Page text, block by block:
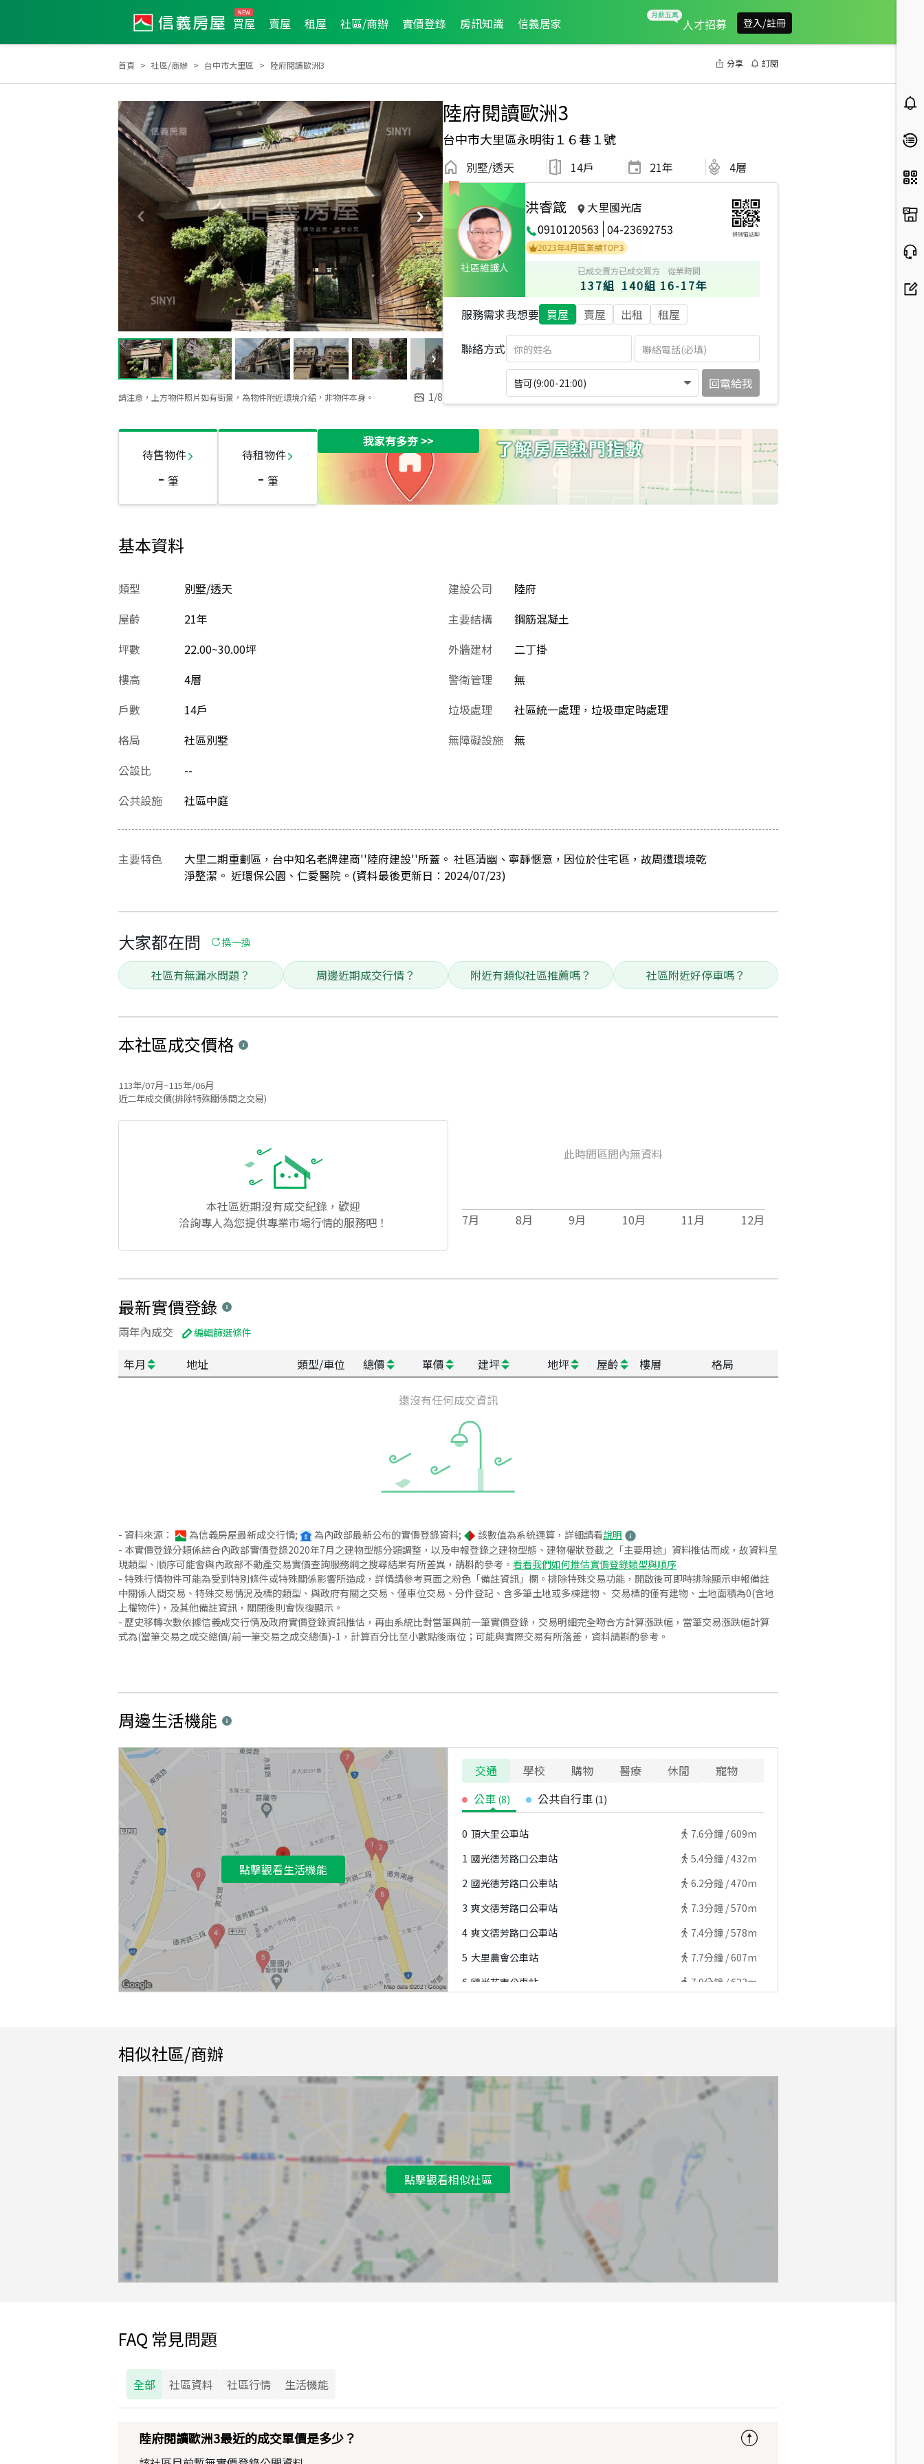
買屋 賣屋 租屋 社區/商辦 實價登錄 房訊知識 信義居家 人才招募 登入/註冊
首頁 社區/商辦 台中市大里區 陸府閱讀歐洲3 分享 訂閱
請注意，上方物件照片如有街景，為物件附近環境介紹，非物件本身。 1/8
陸府閱讀歐洲3
台中市大里區永明街１６巷１號
別墅/透天 14戶 21年 4層
社區維護人
洪睿箴
大里國光店
0910120563 04-23692753 掃碼電話聊
2019年度服務品質獎 2024年第4季度服務品質獎 2024年6月區業績TOP2 2024年5月區業績TOP2
2023年4月區業績TOP3
已成交賣方
137組
已成交買方
140組
從業時間
16-17年
服務需求我想要 買屋 賣屋 出租 租屋
聯絡方式
皆可(9:00-21:00) 回電給我
待售物件
- 筆
待租物件
- 筆
我家有多夯>>
基本資料
類型
別墅/透天
屋齡
21年
坪數
22.00~30.00坪
樓高
4層
戶數
14戶
格局
社區別墅
公設比
--
建設公司
陸府
主要結構
鋼筋混凝土
外牆建材
二丁掛
警衛管理
無
垃圾處理
社區統一處理，垃圾車定時處理
無障礙設施
無
公共設施 社區中庭
主要特色
大里二期重劃區，台中知名老牌建商''陸府建設''所蓋。 社區清幽、寧靜愜意，因位於住宅區，故周遭環境乾
淨整潔。 近環保公園、仁愛醫院。(資料最後更新日：2024/07/23)
大家都在問 換一換
社區有無漏水問題？ 周邊近期成交行情？ 附近有類似社區推薦嗎？ 社區附近好停車嗎？
本社區成交價格
113年/07月~115年/06月
近二年成交價(排除特殊關係間之交易)
本社區近期沒有成交紀錄，歡迎
洽詢專人為您提供專業市場行情的服務吧！
此時間區間內無資料
7月 8月 9月 10月 11月 12月
最新實價登錄
兩年內成交 編輯篩選條件
年月 地址 類型/車位 總價 單價 建坪 地坪 屋齡 樓層 格局
還沒有任何成交資訊
- 資料來源： 為信義房屋最新成交行情; 為內政部最新公布的實價登錄資料; 該數值為系統運算，詳細請看說明
- 本實價登錄分類係綜合內政部實價登錄2020年7月之建物型態分類調整，以及申報登錄之建物型態、建物權狀登載之「主要用途」資料推估而成，故資料呈
現類型、順序可能會與內政部不動產交易實價查詢服務網之搜尋結果有所差異，請斟酌參考。 看看我們如何推估實價登錄類型與順序
- 特殊行情物件可能為受到特別條件或特殊關係影響所造成，詳情請參考頁面之粉色「備註資訊」欄。排除特殊交易功能，開啟後可即時排除顯示申報備註
中關係人間交易、特殊交易情況及標的類型、與政府有關之交易、僅車位交易、分件登記、含多筆土地或多棟建物、 交易標的僅有建物、土地面積為0(含地
上權物件)，及其他備註資訊，關閉後則會恢復顯示。
- 歷史移轉次數依據信義成交行情及政府實價登錄資訊推估，再由系統比對當筆與前一筆實價登錄，交易明細完全吻合方計算漲跌幅，當筆交易漲跌幅計算
式為(當筆交易之成交總價/前一筆交易之成交總價)-1，計算百分比至小數點後兩位；可能與實際交易有所落差，資料請斟酌參考。
周邊生活機能
點擊觀看生活機能
交通 學校 購物 醫療 休閒 寵物
公車 (8) 公共自行車 (1)
0 頂大里公車站 7.6分鐘 /609m
1 國光德芳路口公車站 5.4分鐘 /432m
2 國光德芳路口公車站 6.2分鐘 /470m
3 爽文德芳路口公車站 7.3分鐘 /570m
4 爽文德芳路口公車站 7.4分鐘 /578m
5 大里農會公車站 7.7分鐘 /607m
6 國光花市公車站 7.9分鐘 /623m
相似社區/商辦
點擊觀看相似社區
FAQ 常見問題
全部 社區資料 社區行情 生活機能
陸府閱讀歐洲3最近的成交單價是多少？